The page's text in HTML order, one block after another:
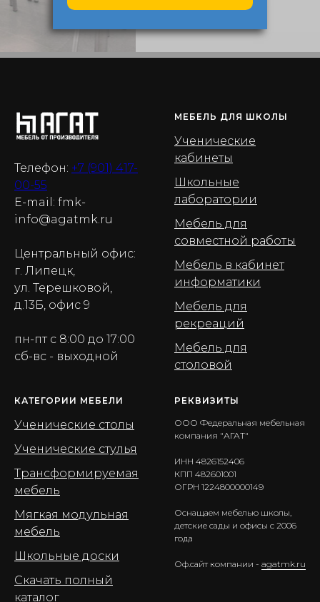
Телефон: +7 (901) 417-
00-55
E-mail: fmk-
info@agatmk.ru
Центральный офис:
г. Липецк,
ул. Терешковой,
д.13Б, офис 9
пн-пт с 8:00 до 17:00
сб-вс - выходной
МЕБЕЛЬ ДЛЯ ШКОЛЫ
Ученические
кабинеты
Школьные
лаборатории
Мебель для
совместной работы
Мебель в кабинет
информатики
Мебель для
рекреаций
Мебель для
столовой
КАТЕГОРИИ МЕБЕЛИ
Ученические столы
Ученические стулья
Трансформируемая
мебель
Мягкая модульная
мебель
Школьные доски
Скачать полный
каталог
РЕКВИЗИТЫ
ООО Федеральная мебельная
компания "АГАТ"
ИНН 4826152406
КПП 482601001
ОГРН 1224800000149
Оснащаем мебелью школы,
детские сады и офисы с 2006
года
Оф.сайт компании - agatmk.ru